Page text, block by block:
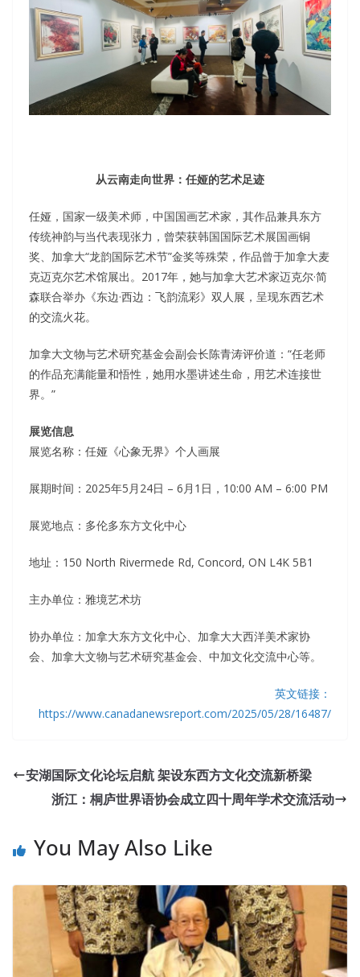
从云南走向世界：任娅的艺术足迹
任娅，国家一级美术师，中国国画艺术家，其作品兼具东方
传统神韵与当代表现张力，曾荣获韩国国际艺术展国画铜
奖、加拿大“龙韵国际艺术节”金奖等殊荣，作品曾于加拿大麦
克迈克尔艺术馆展出。2017年，她与加拿大艺术家迈克尔·简
森联合举办《东边·西边：飞韵流彩》双人展，呈现东西艺术
的交流火花。
加拿大文物与艺术研究基金会副会长陈青涛评价道：“任老师
的作品充满能量和悟性，她用水墨讲述生命，用艺术连接世
界。”
展览信息
展览名称：任娅《心象无界》个人画展
展期时间：2025年5月24日 – 6月1日，10:00 AM – 6:00 PM
展览地点：多伦多东方文化中心
地址：150 North Rivermede Rd, Concord, ON L4K 5B1
主办单位：雅境艺术坊
协办单位：加拿大东方文化中心、加拿大大西洋美术家协
会、加拿大文物与艺术研究基金会、中加文化交流中心等。
英文链接：
https://www.canadanewsreport.com/2025/05/28/16487/
安湖国际文化论坛启航 架设东西方文化交流新桥梁
浙江：桐庐世界语协会成立四十周年学术交流活动
You May Also Like